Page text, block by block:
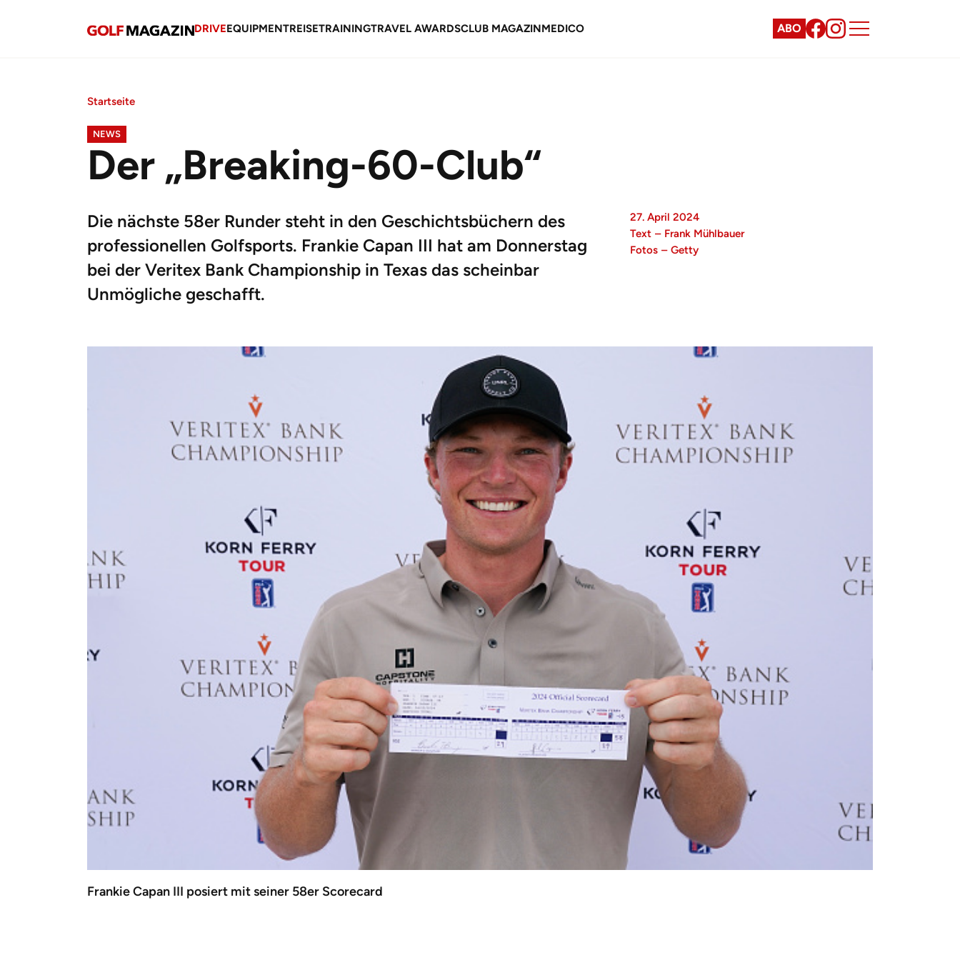
DRIVEEQUIPMENTREISETRAININGTRAVEL AWARDSCLUB MAGAZINMEDICO ABO
Startseite
NEWS
Der „Breaking-60-Club“
Die nächste 58er Runder steht in den Geschichtsbüchern des
professionellen Golfsports. Frankie Capan III hat am Donnerstag
bei der Veritex Bank Championship in Texas das scheinbar
Unmögliche geschafft.
27. April 2024
Text – Frank Mühlbauer
Fotos – Getty
Frankie Capan III posiert mit seiner 58er Scorecard